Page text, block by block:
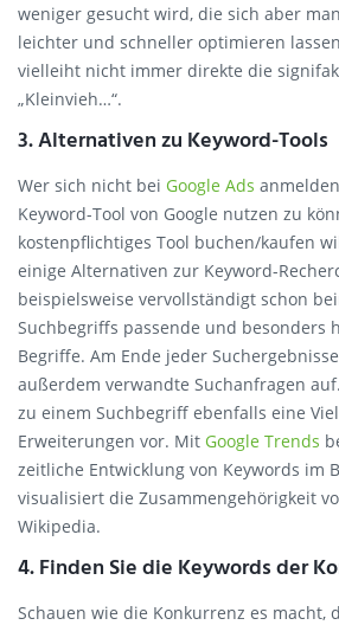
weniger gesucht wird, die sich aber
leichter und schneller optimieren
vielleiht nicht immer direkte die
„Kleinvieh…“.
3. Alternativen zu Keyword-Tools
Wer sich nicht bei Google Ads
Keyword-Tool von Google nutzen zu
kostenpflichtiges Tool buchen/kaufen
einige Alternativen zur Keyword-
beispielsweise vervollständigt schon
Suchbegriffs passende und besonders
Begriffe. Am Ende jeder
außerdem verwandte Suchanfragen auf.
zu einem Suchbegriff ebenfalls eine
Erweiterungen vor. Mit Google Trends
zeitliche Entwicklung von Keywords im
visualisiert die Zusammengehörigkeit
Wikipedia.
4. Finden Sie die Keywords der
Schauen wie die Konkurrenz es macht,